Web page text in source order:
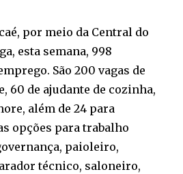
por meio da Central do
esta semana, 998
São 200 vagas de
60 de ajudante de cozinha,
além de 24 para
opções para trabalho
paioleiro,
técnico, saloneiro,